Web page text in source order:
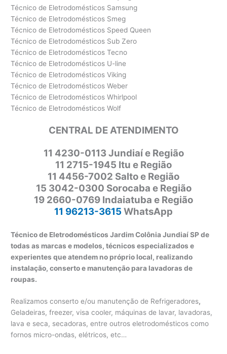
Técnico de Eletrodomésticos Samsung
Técnico de Eletrodomésticos Smeg
Técnico de Eletrodomésticos Speed Queen
Técnico de Eletrodomésticos Sub Zero
Técnico de Eletrodomésticos Tecno
Técnico de Eletrodomésticos U-line
Técnico de Eletrodomésticos Viking
Técnico de Eletrodomésticos Weber
Técnico de Eletrodomésticos Whirlpool
Técnico de Eletrodomésticos Wolf
CENTRAL DE ATENDIMENTO
11 4230-0113 Jundiaí e Região
11 2715-1945 Itu e Região
11 4456-7002 Salto e Região
15 3042-0300 Sorocaba e Região
19 2660-0769 Indaiatuba e Região
11 96213-3615 WhatsApp
Técnico de Eletrodomésticos Jardim Colônia Jundiaí SP de
todas as marcas e modelos, técnicos especializados e
experientes que atendem no próprio local, realizando
instalação, conserto e manutenção para lavadoras de
roupas.
Realizamos conserto e/ou manutenção de Refrigeradores,
Geladeiras, freezer, visa cooler, máquinas de lavar, lavadoras,
lava e seca, secadoras, entre outros eletrodomésticos como
fornos micro-ondas, elétricos, etc…